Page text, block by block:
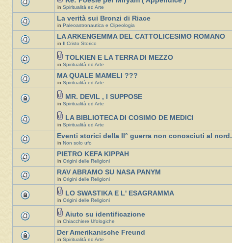
in Spiritualità ed Arte
La verità sui Bronzi di Riace
in Paleoastronautica e Clipeologia
LA ARKENGEMMA DEL CATTOLICESIMO ROMANO
in Il Cristo Storico
TOLKIEN E LA TERRA DI MEZZO
in Spiritualità ed Arte
MA QUALE MAMELI ???
in Spiritualità ed Arte
MR. DEVIL , I SUPPOSE
in Spiritualità ed Arte
LA BIBLIOTECA DI COSIMO DE MEDICI
in Spiritualità ed Arte
Eventi storici della II° guerra non conosciuti al nord.
in Non solo ufo
PIETRO KEFA KIPPAH
in Origini delle Religioni
RAV ABRAMO SU NASA PANYM
in Origini delle Religioni
LO SWASTIKA E L' ESAGRAMMA
in Origini delle Religioni
Aiuto su identificazione
in Chiacchiere Ufologiche
Der Amerikanische Freund
in Spiritualità ed Arte